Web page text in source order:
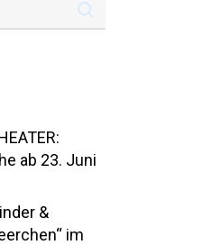
ab 23. Juni
&
im